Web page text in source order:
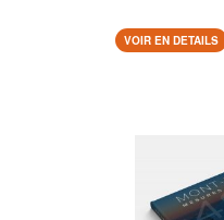
VOIR EN DETAILS